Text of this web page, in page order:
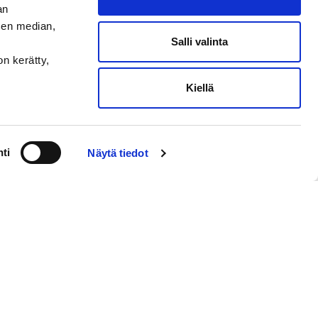
median,
kerätty,
Näytä tiedot
Salli valinta
Kiellä